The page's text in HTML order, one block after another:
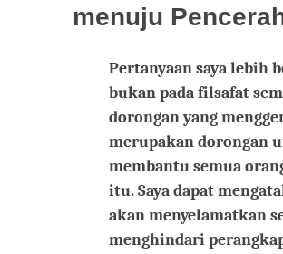
menuju
Pertanyaan saya lebih
bukan pada filsafat
dorongan yang
merupakan dorongan
membantu semua
itu. Saya dapat
akan menyelamatkan
menghindari